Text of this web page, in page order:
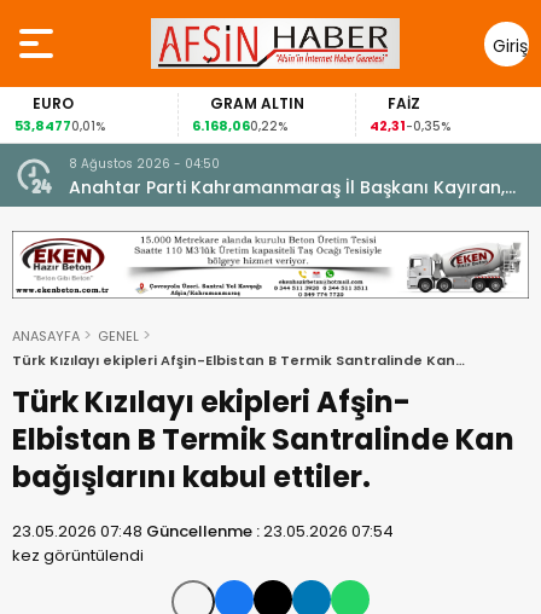
Giriş
Yap
0,01%
GRAM ALTIN
6.168,060,22%
FAİZ
42,31-0,35%
8 Ağustos 2026 - 04:50
Anahtar Parti Kahramanmaraş İl Başkanı Kayıran,
Afşin Teşkilatı ile buluştu.
ANASAYFA
GENEL
Türk Kızılayı ekipleri Afşin-Elbistan B Termik Santralinde Kan
bağışlarını kabul ettiler.
Türk Kızılayı ekipleri Afşin-
Elbistan B Termik Santralinde Kan
bağışlarını kabul ettiler.
23.05.2026 07:48 Güncellenme :23.05.2026 07:54
kez görüntülendi